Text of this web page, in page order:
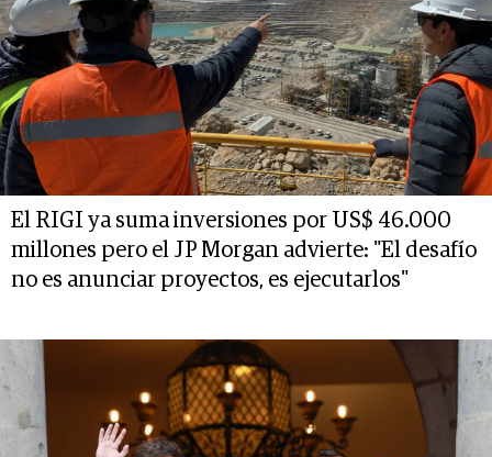
El RIGI ya suma inversiones por US$ 46.000
millones pero el JP Morgan advierte: "El desafío
no es anunciar proyectos, es ejecutarlos"